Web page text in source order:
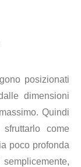
posizionati
dimensioni
Quindi
come
poco profonda